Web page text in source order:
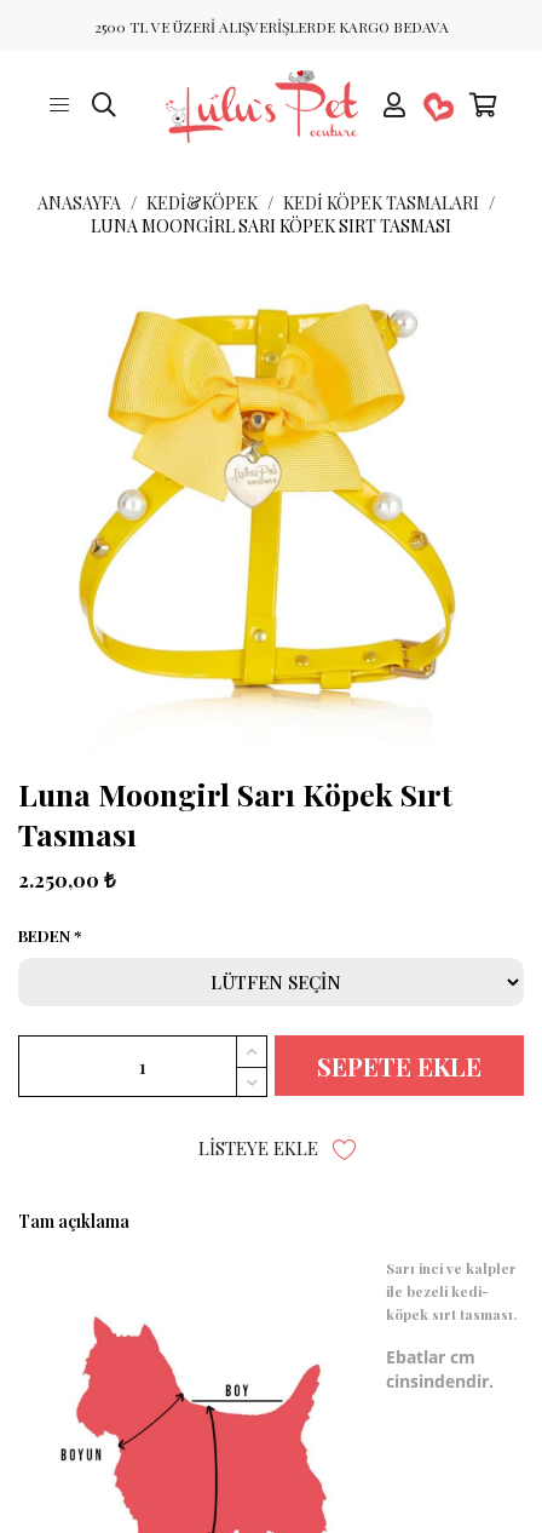
2500 TL VE ÜZERİ ALIŞVERİŞLERDE KARGO BEDAVA
ANASAYFA KEDİ&KÖPEK
KEDI KÖPEK TASMALARI
LUNA MOONGIRL SARI KÖPEK SIRT TASMASI
Luna Moongirl Sarı Köpek Sırt
Tasması
2.250,00 ₺
BEDEN
SEPETE EKLE
LISTEYE EKLE
Tam açıklama
Sarı inci ve kalpler
ile bezeli kedi-
köpek sırt tasması.
Ebatlar cm
cinsindendir.